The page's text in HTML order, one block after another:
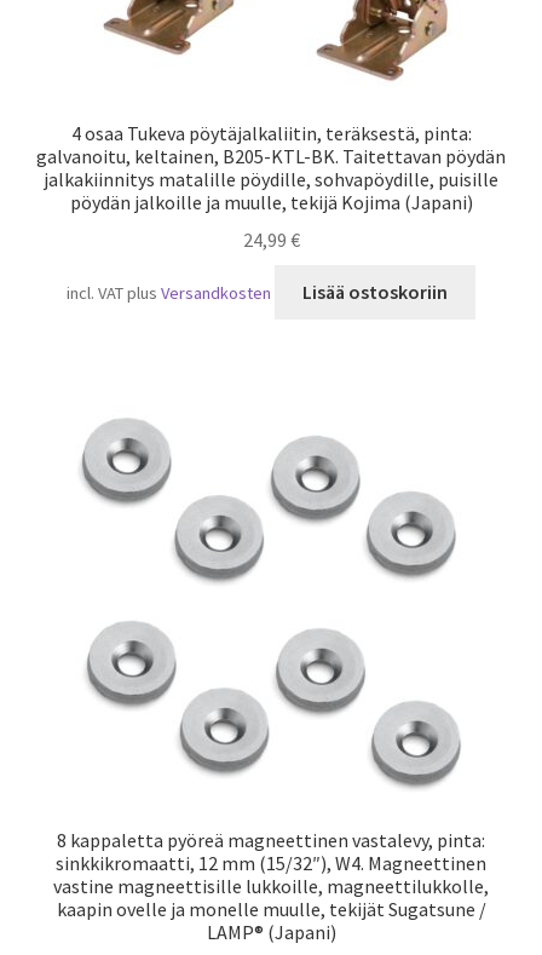
4 osaa Tukeva pöytäjalkaliitin, teräksestä, pinta:
galvanoitu, keltainen, B205-KTL-BK. Taitettavan pöydän
jalkakiinnitys matalille pöydille, sohvapöydille, puisille
pöydän jalkoille ja muulle, tekijä Kojima (Japani)
24,99 €
incl. VATplusVersandkosten Lisää ostoskoriin
8 kappaletta pyöreä magneettinen vastalevy, pinta:
sinkkikromaatti, 12 mm (15/32″), W4. Magneettinen
vastine magneettisille lukkoille, magneettilukkolle,
kaapin ovelle ja monelle muulle, tekijät Sugatsune /
LAMP® (Japani)